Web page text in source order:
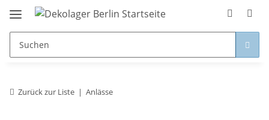
Zurück zur Liste Anlässe